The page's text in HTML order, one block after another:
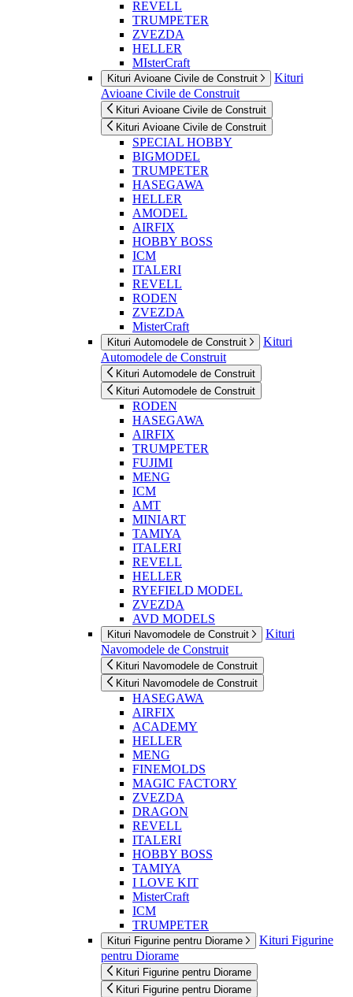
REVELL
TRUMPETER
ZVEZDA
HELLER
MIsterCraft
Kituri Avioane Civile de Construit
Kituri
Avioane Civile de Construit
Kituri Avioane Civile de Construit
Kituri Avioane Civile de Construit
SPECIAL HOBBY
BIGMODEL
TRUMPETER
HASEGAWA
HELLER
AMODEL
AIRFIX
HOBBY BOSS
ICM
ITALERI
REVELL
RODEN
ZVEZDA
MisterCraft
Kituri Automodele de Construit
Kituri
Automodele de Construit
Kituri Automodele de Construit
Kituri Automodele de Construit
RODEN
HASEGAWA
AIRFIX
TRUMPETER
FUJIMI
MENG
ICM
AMT
MINIART
TAMIYA
ITALERI
REVELL
HELLER
RYEFIELD MODEL
ZVEZDA
AVD MODELS
Kituri Navomodele de Construit
Kituri
Navomodele de Construit
Kituri Navomodele de Construit
Kituri Navomodele de Construit
HASEGAWA
AIRFIX
ACADEMY
HELLER
MENG
FINEMOLDS
MAGIC FACTORY
ZVEZDA
DRAGON
REVELL
ITALERI
HOBBY BOSS
TAMIYA
I LOVE KIT
MisterCraft
ICM
TRUMPETER
Kituri Figurine pentru Diorame
Kituri Figurine
pentru Diorame
Kituri Figurine pentru Diorame
Kituri Figurine pentru Diorame